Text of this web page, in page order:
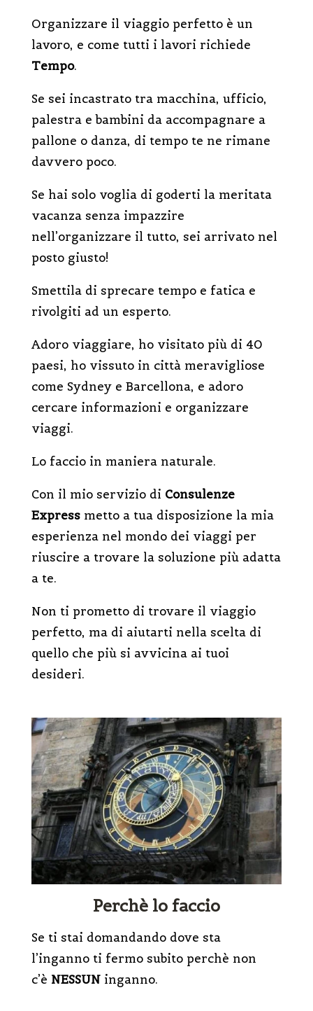
Organizzare il viaggio perfetto è un
lavoro, e come tutti i lavori richiede
Tempo.
Se sei incastrato tra macchina, ufficio,
palestra e bambini da accompagnare a
pallone o danza, di tempo te ne rimane
davvero poco.
Se hai solo voglia di goderti la meritata
vacanza senza impazzire
nell’organizzare il tutto, sei arrivato nel
posto giusto!
Smettila di sprecare tempo e fatica e
rivolgiti ad un esperto.
Adoro viaggiare, ho visitato più di 40
paesi, ho vissuto in città meravigliose
come Sydney e Barcellona, e adoro
cercare informazioni e organizzare
viaggi.
Lo faccio in maniera naturale.
Con il mio servizio di Consulenze
Expressmetto a tua disposizione la mia
esperienza nel mondo dei viaggi per
riuscire a trovare la soluzione più adatta
a te.
Non ti prometto di trovare il viaggio
perfetto, ma di aiutarti nella scelta di
quello che più si avvicina ai tuoi
desideri.
Perchè lo faccio
Se ti stai domandando dove sta
l’inganno ti fermo subito perchè non
c’è NESSUNinganno.